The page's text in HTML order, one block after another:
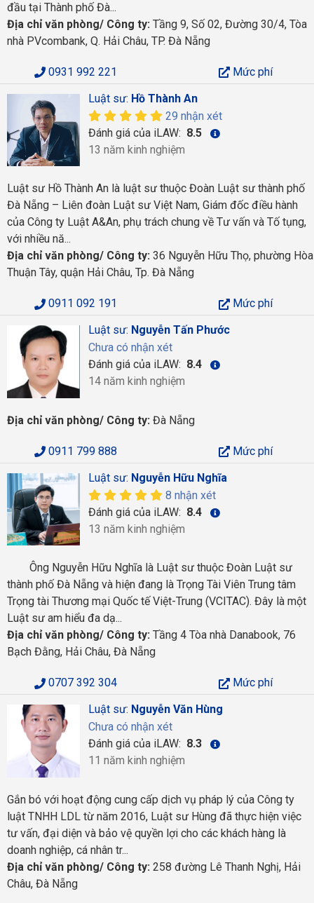
đầu tại Thành phố Đà...
Địa chỉ văn phòng/ Công ty: Tầng 9, Số 02, Đường 30/4, Tòa
nhà PVcombank, Q. Hải Châu, TP. Đà Nẵng
0931 992 221
Mức phí
Luật sư: Hồ Thành An
29 nhận xét
Đánh giá của iLAW: 8.5
13 năm kinh nghiệm
Luật sư Hồ Thành An là luật sư thuộc Đoàn Luật sư thành phố
Đà Nẵng – Liên đoàn Luật sư Việt Nam, Giám đốc điều hành
của Công ty Luật A&An, phụ trách chung về Tư vấn và Tố tụng,
với nhiều nă...
Địa chỉ văn phòng/ Công ty: 36 Nguyễn Hữu Thọ, phường Hòa
Thuận Tây, quận Hải Châu, Tp. Đà Nẵng
0911 092 191
Mức phí
Luật sư: Nguyễn Tấn Phước
Chưa có nhận xét
Đánh giá của iLAW: 8.4
14 năm kinh nghiệm
Địa chỉ văn phòng/ Công ty: Đà Nẵng
0911 799 888
Mức phí
Luật sư: Nguyễn Hữu Nghĩa
8 nhận xét
Đánh giá của iLAW: 8.4
13 năm kinh nghiệm
Ông Nguyễn Hữu Nghĩa là Luật sư thuộc Đoàn Luật sư
thành phố Đà Nẵng và hiện đang là Trọng Tài Viên Trung tâm
Trọng tài Thương mại Quốc tế Việt-Trung (VCITAC). Đây là một
Luật sư am hiểu đa dạ...
Địa chỉ văn phòng/ Công ty: Tầng 4 Tòa nhà Danabook, 76
Bạch Đằng, Hải Châu, Đà Nẵng
0707 392 304
Mức phí
Luật sư: Nguyễn Văn Hùng
Chưa có nhận xét
Đánh giá của iLAW: 8.3
11 năm kinh nghiệm
Gắn bó với hoạt động cung cấp dịch vụ pháp lý của Công ty
luật TNHH LDL từ năm 2016, Luật sư Hùng đã thực hiện việc
tư vấn, đại diện và bảo vệ quyền lợi cho các khách hàng là
doanh nghiệp, cá nhân tr...
Địa chỉ văn phòng/ Công ty: 258 đường Lê Thanh Nghị, Hải
Châu, Đà Nẵng